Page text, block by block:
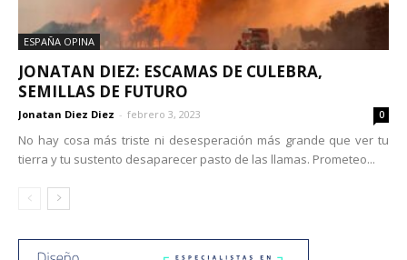
ESPAÑA OPINA
JONATAN DIEZ: ESCAMAS DE CULEBRA,
SEMILLAS DE FUTURO
Jonatan Diez Diez - febrero 3, 2023 0
No hay cosa más triste ni desesperación más grande que ver tu
tierra y tu sustento desaparecer pasto de las llamas. Prometeo...